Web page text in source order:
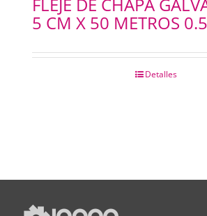
FLEJE DE CHAPA
5 CM X 50 METROS
Detalles